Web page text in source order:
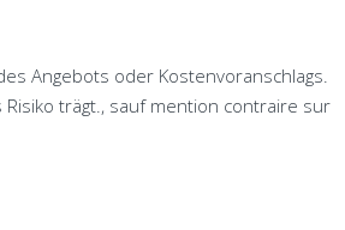
Angebots oder Kostenvoranschlags.
trägt., sauf mention contraire sur